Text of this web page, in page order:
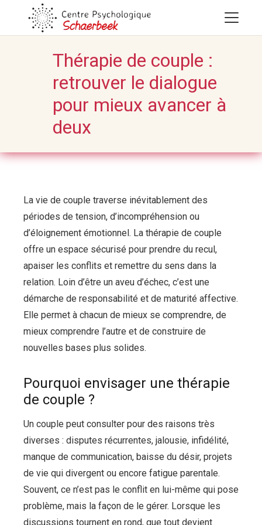
Thérapie de couple :
retrouver le dialogue
pour mieux avancer à
deux
La vie de couple traverse inévitablement des
périodes de tension, d’incompréhension ou
d’éloignement émotionnel. La thérapie de couple
offre un espace sécurisé pour prendre du recul,
apaiser les conflits et remettre du sens dans la
relation. Loin d’être un aveu d’échec, c’est une
démarche de responsabilité et de maturité affective.
Elle permet à chacun de mieux se comprendre, de
mieux comprendre l’autre et de construire de
nouvelles bases plus solides.
Pourquoi envisager une thérapie
de couple ?
Un couple peut consulter pour des raisons très
diverses : disputes récurrentes, jalousie, infidélité,
manque de communication, baisse du désir, projets
de vie qui divergent ou encore fatigue parentale.
Souvent, ce n’est pas le conflit en lui-même qui pose
problème, mais la façon de le gérer. Lorsque les
discussions tournent en rond, que tout devient